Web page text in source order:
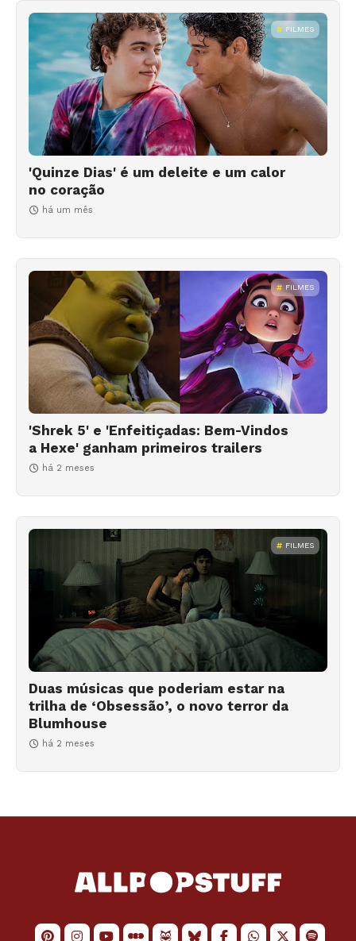
FILMES
'Quinze Dias' é um deleite e um calor
no coração
há um mês
FILMES
'Shrek 5' e 'Enfeitiçadas: Bem-Vindos
a Hexe' ganham primeiros trailers
há 2 meses
FILMES
Duas músicas que poderiam estar na
trilha de ‘Obsessão’, o novo terror da
Blumhouse
há 2 meses